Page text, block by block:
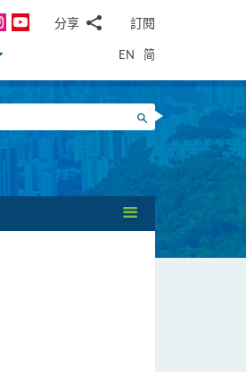
YouTube分享
郵WhatsApp
微
信
面
書Twitter
LinkedIn
微
訂閱
EN 简
搜尋